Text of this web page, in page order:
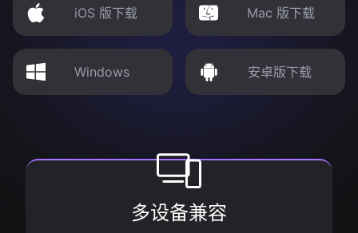
iOS 版下载 Mac 版下载
Windows 安卓版下载
多设备兼容